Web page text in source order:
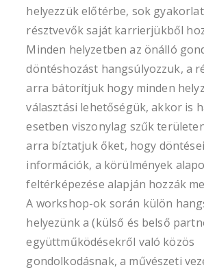
helyezzük előtérbe, sok
résztvevők saját karrierjükből
Minden helyzetben az önálló
döntéshozást hangsúlyozzuk, a
arra bátorítjuk hogy minden
választási lehetőségük, akkor is
esetben viszonylag szűk
arra bíztatjuk őket, hogy
információk, a körülmények
feltérképezése alapján hozzák
A workshop-ok során külön
helyezünk a (külső és belső
együttműködésekről való közös
gondolkodásnak, a művészeti